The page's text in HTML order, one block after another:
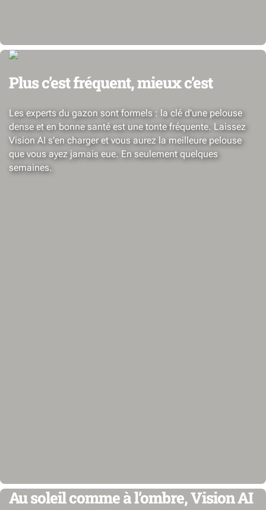
Plus c’est fréquent, mieux c’est
Les experts du gazon sont formels : la clé d’une pelouse
dense et en bonne santé est une tonte fréquente. Laissez
Vision AI s’en charger et vous aurez la meilleure pelouse
que vous ayez jamais eue. En seulement quelques
semaines.
Au soleil comme à l’ombre, Vision AI